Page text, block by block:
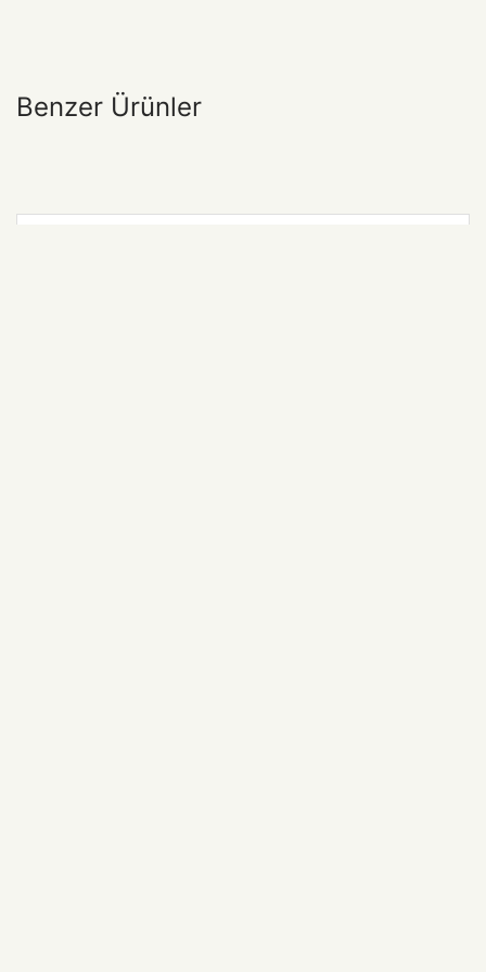
Benzer Ürünler